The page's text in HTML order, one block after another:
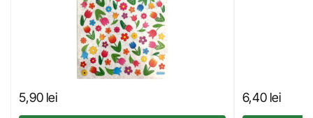
5,90 lei 6,40 lei